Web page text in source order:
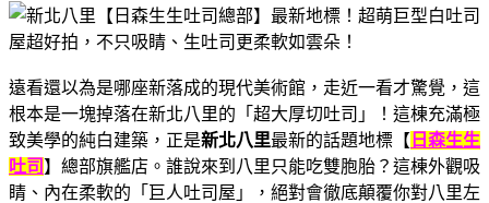
遠看還以為是哪座新落成的現代美術館，走近一看才驚覺，這
根本是一塊掉落在新北八里的「超大厚切吐司」！這棟充滿極
致美學的純白建築，正是新北八里最新的話題地標【 日森生生
吐司 】總部旗艦店。誰說來到八里只能吃雙胞胎？這棟外觀吸
睛、內在柔軟的「巨人吐司屋」，絕對會徹底顛覆你對八里左